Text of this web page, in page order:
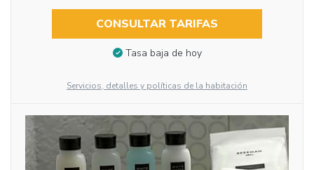
CONSULTAR TARIFAS
Tasa baja de hoy
Servicios, detalles y políticas de la habitación